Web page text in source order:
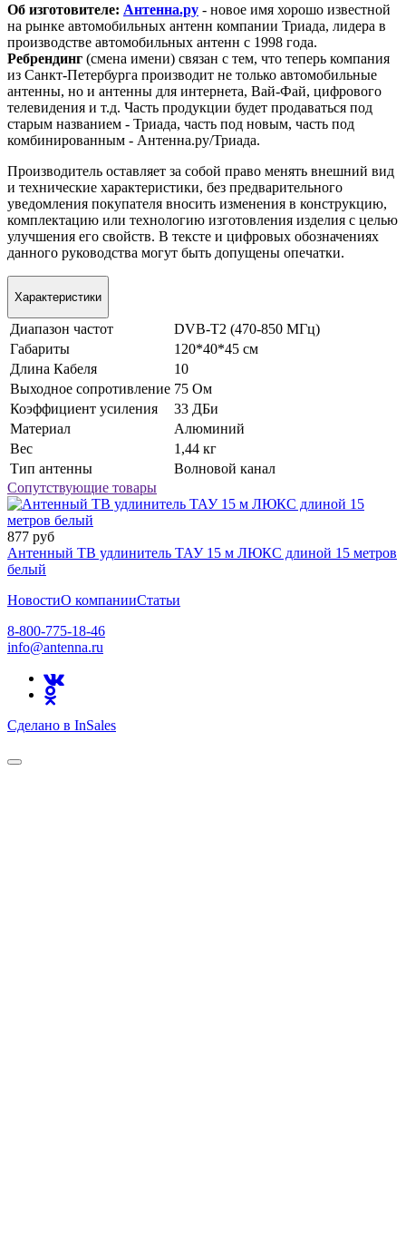
Об изготовителе: Антенна.ру - новое имя хорошо известной
на рынке автомобильных антенн компании Триада, лидера в
производстве автомобильных антенн с 1998 года.
Ребрендинг (смена имени) связан с тем, что теперь компания
из Санкт-Петербурга производит не только автомобильные
антенны, но и антенны для интернета, Вай-Фай, цифрового
телевидения и т.д. Часть продукции будет продаваться под
старым названием - Триада, часть под новым, часть под
комбинированным - Антенна.ру/Триада.
Производитель оставляет за собой право менять внешний вид
и технические характеристики, без предварительного
уведомления покупателя вносить изменения в конструкцию,
комплектацию или технологию изготовления изделия с целью
улучшения его свойств. В тексте и цифровых обозначениях
данного руководства могут быть допущены опечатки.
Характеристики
Диапазон частот
DVB-T2 (470-850 МГц)
Габариты
120*40*45 см
Длина Кабеля
10
Выходное сопротивление 75 Ом
Коэффициент усиления
33 ДБи
Материал
Алюминий
Вес
1,44 кг
Тип антенны
Волновой канал
Сопутствующие товары
877 руб
Антенный ТВ удлинитель ТАУ 15 м ЛЮКС длиной 15 метров
белый
НовостиО компанииСтатьи
8-800-775-18-46
info@antenna.ru
Сделано в InSales